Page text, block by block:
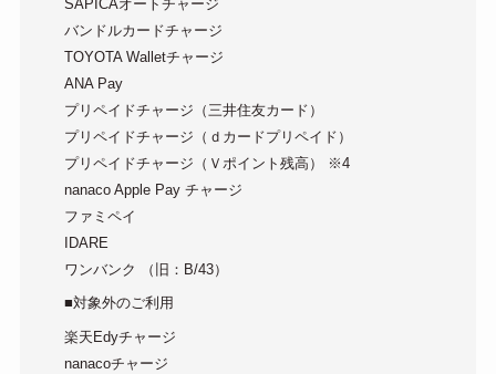
SAPICAオートチャージ
バンドルカードチャージ
TOYOTA Walletチャージ
ANA Pay
プリペイドチャージ（三井住友カード）
プリペイドチャージ（ｄカードプリペイド）
プリペイドチャージ（Ｖポイント残高） ※4
nanaco Apple Pay チャージ
ファミペイ
IDARE
ワンバンク （旧：B/43）
■対象外のご利用
楽天Edyチャージ
nanacoチャージ